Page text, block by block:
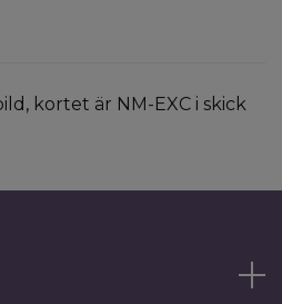
kortet är NM-EXC i skick